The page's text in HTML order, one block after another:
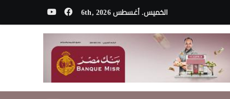
الخميس. أغسطس 6th, 2026